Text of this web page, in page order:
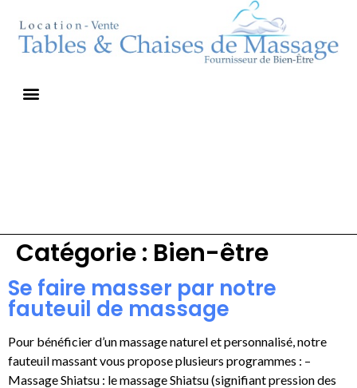
Catégorie : Bien-être
Se faire masser par notre
fauteuil de massage
Pour bénéficier d’un massage naturel et personnalisé, notre
fauteuil massant vous propose plusieurs programmes : –
Massage Shiatsu : le massage Shiatsu (signifiant pression des